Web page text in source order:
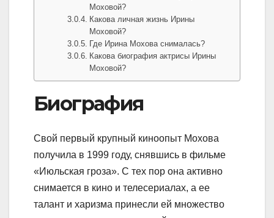
Моховой?
Какова личная жизнь Ирины
Моховой?
Где Ирина Мохова снималась?
Какова биография актрисы Ирины
Моховой?
Биография
Свой первый крупный киноопыт Мохова
получила в 1999 году, снявшись в фильме
«Июльская гроза». С тех пор она активно
снимается в кино и телесериалах, а ее
талант и харизма принесли ей множество